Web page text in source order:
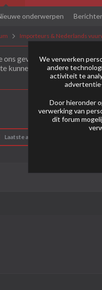
onderwerpen
Importeurs & Nederlands
ons gevonden hebt! Als dit
kunnen plaatsen moet je je
Laatste activiteit
We verwerken
andere
activiteit te
Door hieronder
verwerking van
dit forum